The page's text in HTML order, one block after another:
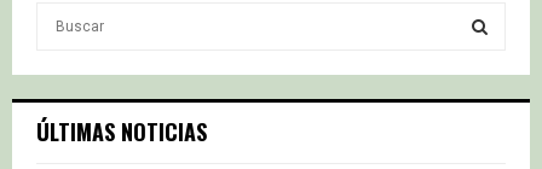
c
h
S
ÚLTIMAS NOTICIAS